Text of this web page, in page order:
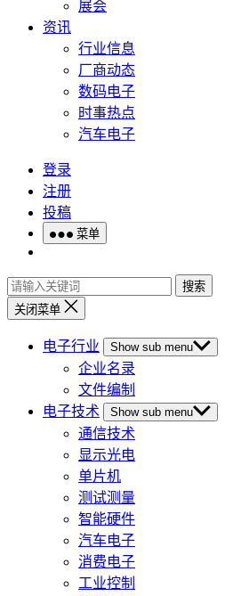
展会
资讯
行业信息
厂商动态
数码电子
时事热点
汽车电子
登录
注册
投稿
菜单
搜索
关闭菜单
电子行业 Show sub menu
企业名录
文件编制
电子技术
Show sub menu
通信技术
显示光电
单片机
测试测量
智能硬件
汽车电子
消费电子
工业控制